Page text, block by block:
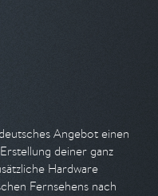
Angebot einen
deiner ganz
Hardware
Fernsehens nach